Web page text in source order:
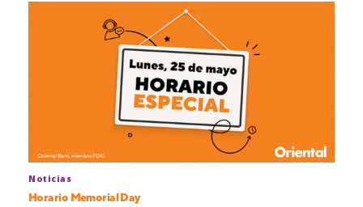
Noticias
Horario Memorial Day